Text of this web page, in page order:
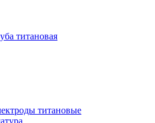
титановая
титановые